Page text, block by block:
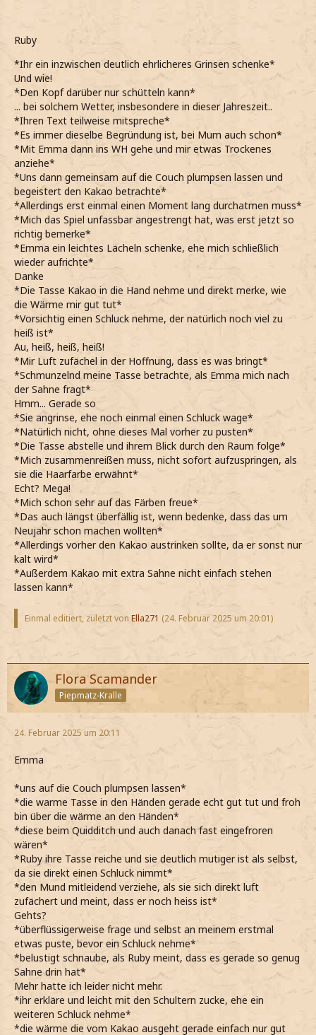
Ruby
*Ihr ein inzwischen deutlich ehrlicheres Grinsen schenke*
Und wie!
*Den Kopf darüber nur schütteln kann*
... bei solchem Wetter, insbesondere in dieser Jahreszeit..
*Ihren Text teilweise mitspreche*
*Es immer dieselbe Begründung ist, bei Mum auch schon*
*Mit Emma dann ins WH gehe und mir etwas Trockenes
anziehe*
*Uns dann gemeinsam auf die Couch plumpsen lassen und
begeistert den Kakao betrachte*
*Allerdings erst einmal einen Moment lang durchatmen muss*
*Mich das Spiel unfassbar angestrengt hat, was erst jetzt so
richtig bemerke*
*Emma ein leichtes Lächeln schenke, ehe mich schließlich
wieder aufrichte*
Danke
*Die Tasse Kakao in die Hand nehme und direkt merke, wie
die Wärme mir gut tut*
*Vorsichtig einen Schluck nehme, der natürlich noch viel zu
heiß ist*
Au, heiß, heiß, heiß!
*Mir Luft zufächel in der Hoffnung, dass es was bringt*
*Schmunzelnd meine Tasse betrachte, als Emma mich nach
der Sahne fragt*
Hmm... Gerade so
*Sie angrinse, ehe noch einmal einen Schluck wage*
*Natürlich nicht, ohne dieses Mal vorher zu pusten*
*Die Tasse abstelle und ihrem Blick durch den Raum folge*
*Mich zusammenreißen muss, nicht sofort aufzuspringen, als
sie die Haarfarbe erwähnt*
Echt? Mega!
*Mich schon sehr auf das Färben freue*
*Das auch längst überfällig ist, wenn bedenke, dass das um
Neujahr schon machen wollten*
*Allerdings vorher den Kakao austrinken sollte, da er sonst nur
kalt wird*
*Außerdem Kakao mit extra Sahne nicht einfach stehen
lassen kann*
Einmal editiert, zuletzt von Ella271 (24. Februar 2025 um 20:01)
Flora Scamander
Piepmatz-Kralle
24. Februar 2025 um 20:11
Emma
*uns auf die Couch plumpsen lassen*
*die warme Tasse in den Händen gerade echt gut tut und froh
bin über die wärme an den Händen*
*diese beim Quidditch und auch danach fast eingefroren
wären*
*Ruby ihre Tasse reiche und sie deutlich mutiger ist als selbst,
da sie direkt einen Schluck nimmt*
*den Mund mitleidend verziehe, als sie sich direkt luft
zufächert und meint, dass er noch heiss ist*
Gehts?
*überflüssigerweise frage und selbst an meinem erstmal
etwas puste, bevor ein Schluck nehme*
*belustigt schnaube, als Ruby meint, dass es gerade so genug
Sahne drin hat*
Mehr hatte ich leider nicht mehr.
*ihr erkläre und leicht mit den Schultern zucke, ehe ein
weiteren Schluck nehme*
*die wärme die vom Kakao ausgeht gerade einfach nur gut